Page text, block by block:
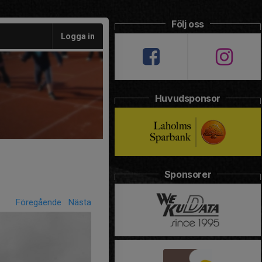
Logga in
Föregående Nästa
Följ oss
Huvudsponsor
Sponsorer